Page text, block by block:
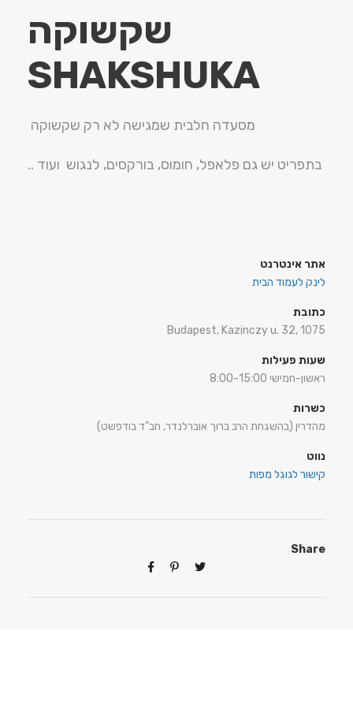
שקשוקה
SHAKSHUKA
מסעדה חלבית שמגישה לא רק שקשוקה
בתפריט יש גם פלאפל, חומוס, בורקסים, לנגוש ועוד ..
אתר אינטרנט
לינק לעמוד הבית
כתובת
Budapest, Kazinczy u. 32, 1075
שעות פעילות
ראשון-חמישי 8:00-15:00
כשרות
מהדרין (בהשגחת הרב ברוך אוברלנדר, חב"ד בודפשט)
נווט
קישור לגוגל מפות
Share